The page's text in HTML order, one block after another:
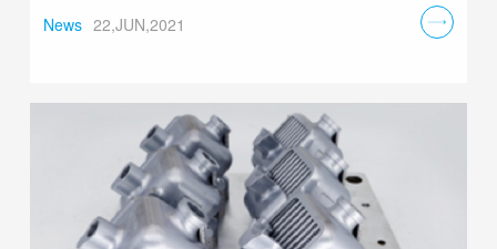
News 22,JUN,2021